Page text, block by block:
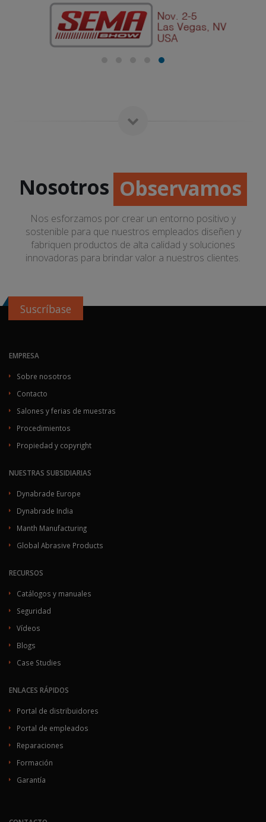
Nosotros Observamos
Innovamos
Escuchamos
Nos esforzamos por crear un entorno positivo y
sostenible para que nuestros empleados diseñen y
fabriquen productos de alta calidad y soluciones
innovadoras para brindar valor a nuestros clientes.
Suscríbase
EMPRESA
Sobre nosotros
Contacto
Salones y ferias de muestras
Procedimientos
Propiedad y copyright
NUESTRAS SUBSIDIARIAS
Dynabrade Europe
Dynabrade India
Manth Manufacturing
Global Abrasive Products
RECURSOS
Catálogos y manuales
Seguridad
Vídeos
Blogs
Case Studies
ENLACES RÁPIDOS
Portal de distribuidores
Portal de empleados
Reparaciones
Formación
Garantía